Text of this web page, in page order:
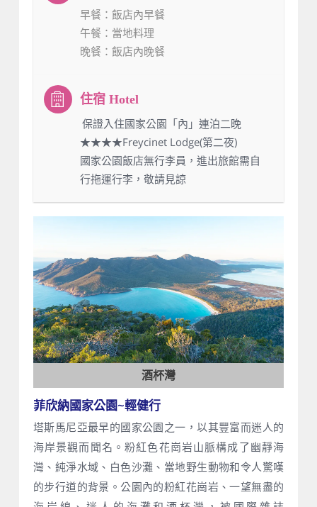
早餐 ：飯店內早餐
午餐 ：當地料理
晚餐 ：飯店內晚餐
：保證入住國家公園「內」連泊二晚
★★★★Freycinet Lodge(第二夜)
國家公園飯店無行李員，進出旅館需自
行拖運行李，敬請見諒
酒杯灣
菲欣納國家公園~輕健行
塔斯馬尼亞最早的國家公園之一，以其豐富而迷人的
海岸景觀而聞名。粉紅色花崗岩山脈構成了幽靜海
灣、純淨水域、白色沙灘、當地野生動物和令人驚嘆
的步行道的背景。公園內的粉紅花崗岩、一望無盡的